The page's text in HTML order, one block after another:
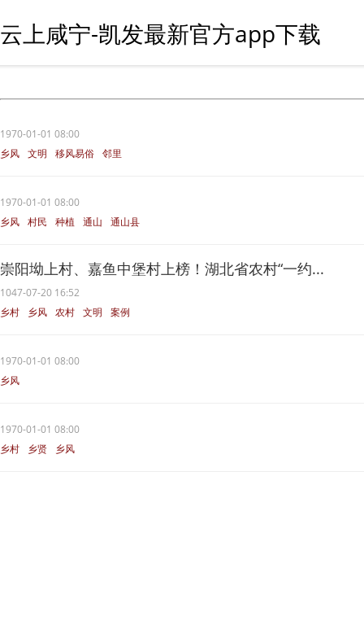
云上咸宁-凯发最新官方app下载
1970-01-01 08:00
乡风 文明 移风易俗 邻里
1970-01-01 08:00
乡风 村民 种植 通山 通山县
崇阳坳上村、嘉鱼中堡村上榜！湖北省农村“一约...
1047-07-20 16:52
乡村
乡风 农村 文明 案例
1970-01-01 08:00
乡风
1970-01-01 08:00
乡村
乡贤 乡风